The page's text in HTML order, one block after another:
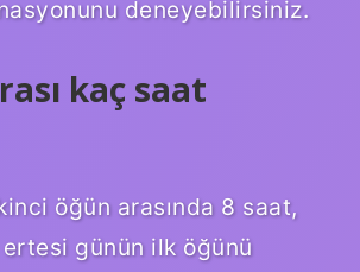
deneyebilirsiniz.
kaç saat
öğün arasında 8 saat,
günün ilk öğünü